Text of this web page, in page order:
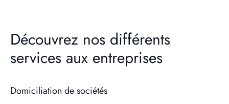
Découvrez nos différents
services aux entreprises
Domiciliation de sociétés